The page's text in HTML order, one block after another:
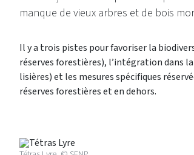
manque de vieux arbres et de bois
Il y a trois pistes pour favoriser la
réserves forestières), l’intégration dans
lisières) et les mesures spécifiques
réserves forestières et en dehors.